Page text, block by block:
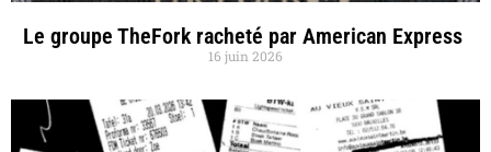
Le groupe TheFork racheté par American Express
16 juin 2026